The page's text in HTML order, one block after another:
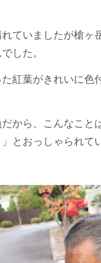
ていましたが槍ヶ
した。
紅葉がきれいに色
だから、こんなこ
とおっしゃられて